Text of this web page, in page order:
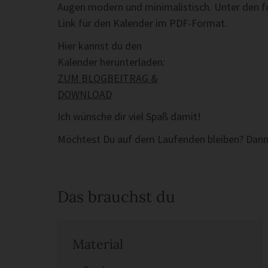
Augen modern und minimalistisch. Unter den
Link für den Kalender im PDF-Format.
Hier kannst du den
Kalender herunterladen:
ZUM BLOGBEITRAG &
DOWNLOAD
Ich wünsche dir viel Spaß damit!
Möchtest Du auf dem Laufenden bleiben?
Das brauchst du
Material